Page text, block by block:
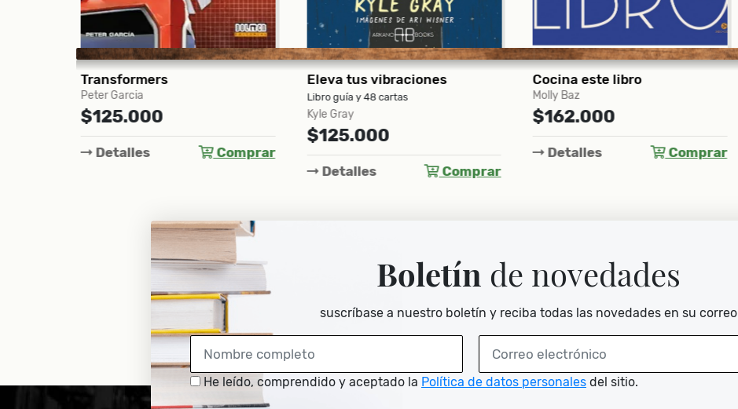
Eleva tus vibraciones
Libro guía y 48 cartas
Kyle Gray
$125.000
Cocina este libro
Molly Baz
$162.000
Detalles Comprar
Hans Blumenberg
$100.000
Detalles Comprar
Boletín de novedades
suscríbase a nuestro boletín y reciba todas las novedades en su correo
He leído, comprendido y aceptado la Política de datos personales del sitio.